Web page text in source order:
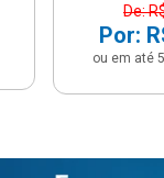
De:
Por:
ou em até